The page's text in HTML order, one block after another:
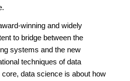
winning and widely
to bridge between the
systems and the new
techniques of data
data science is about how